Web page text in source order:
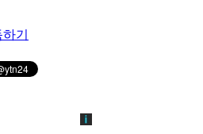
기